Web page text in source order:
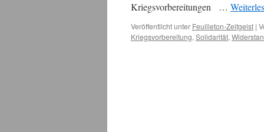
Kriegsvorbereitungen …
Veröffentlicht unter Feuilleton-Zeitgeist |
Kriegsvorbereitung, Solidarität,